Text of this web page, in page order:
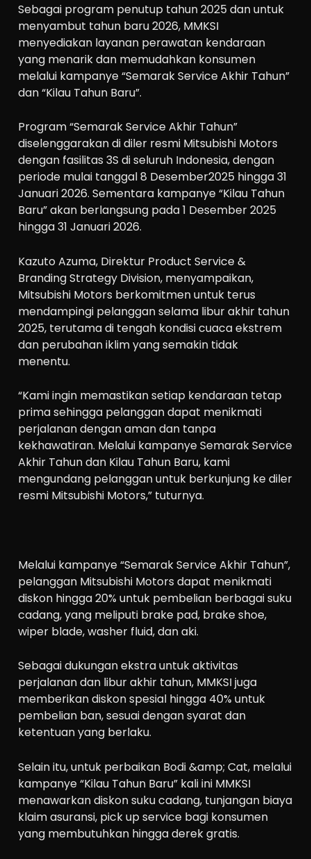
Sebagai program penutup tahun 2025 dan untuk
menyambut tahun baru 2026, MMKSI
menyediakan layanan perawatan kendaraan
yang menarik dan memudahkan konsumen
melalui kampanye “Semarak Service Akhir Tahun”
dan “Kilau Tahun Baru”.
Program “Semarak Service Akhir Tahun”
diselenggarakan di diler resmi Mitsubishi Motors
dengan fasilitas 3S di seluruh Indonesia, dengan
periode mulai tanggal 8 Desember2025 hingga 31
Januari 2026. Sementara kampanye “Kilau Tahun
Baru” akan berlangsung pada 1 Desember 2025
hingga 31 Januari 2026.
Kazuto Azuma, Direktur Product Service &
Branding Strategy Division, menyampaikan,
Mitsubishi Motors berkomitmen untuk terus
mendampingi pelanggan selama libur akhir tahun
2025, terutama di tengah kondisi cuaca ekstrem
dan perubahan iklim yang semakin tidak
menentu.
“Kami ingin memastikan setiap kendaraan tetap
prima sehingga pelanggan dapat menikmati
perjalanan dengan aman dan tanpa
kekhawatiran. Melalui kampanye Semarak Service
Akhir Tahun dan Kilau Tahun Baru, kami
mengundang pelanggan untuk berkunjung ke diler
resmi Mitsubishi Motors,” tuturnya.
Melalui kampanye “Semarak Service Akhir Tahun”,
pelanggan Mitsubishi Motors dapat menikmati
diskon hingga 20% untuk pembelian berbagai suku
cadang, yang meliputi brake pad, brake shoe,
wiper blade, washer fluid, dan aki.
Sebagai dukungan ekstra untuk aktivitas
perjalanan dan libur akhir tahun, MMKSI juga
memberikan diskon spesial hingga 40% untuk
pembelian ban, sesuai dengan syarat dan
ketentuan yang berlaku.
Selain itu, untuk perbaikan Bodi &amp; Cat, melalui
kampanye “Kilau Tahun Baru” kali ini MMKSI
menawarkan diskon suku cadang, tunjangan biaya
klaim asuransi, pick up service bagi konsumen
yang membutuhkan hingga derek gratis.